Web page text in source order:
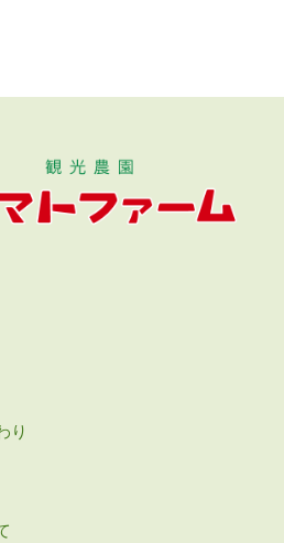
り